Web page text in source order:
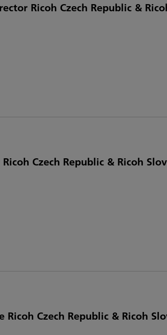
Ricoh Czech Republic &
Czech Republic & Ricoh
Ricoh Czech Republic & Ricoh